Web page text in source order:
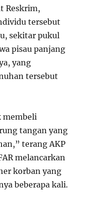
Reskrim,
tersebut
sekitar pukul
pisau panjang
yang
tersebut
membeli
tangan yang
terang AKP
melancarkan
korban yang
beberapa kali.